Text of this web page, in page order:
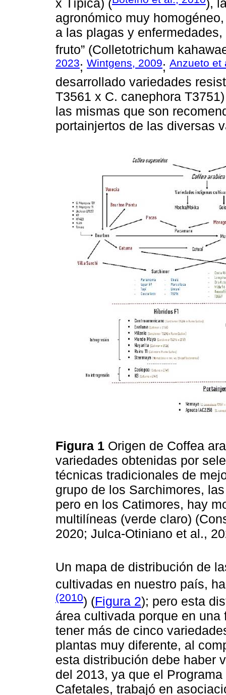
x Típica) (
),
agronómico muy
a las plagas y enfermedades,
fruto” (Colletotrichum
2023; Wintgens, 2009; Anzueto et
desarrollado variedades
T3561 x C. canephora
las mismas que son
portainjertos de las diversas
Figura 1 Origen de Coffea
variedades obtenidas por
técnicas tradicionales de
grupo de los Sarchimores,
pero en los Catimores, hay
multilíneas (verde claro)
2020; Julca-Otiniano et al.,
Un mapa de distribución de
cultivadas en nuestro país,
(2010) (Figura 2); pero esta
área cultivada porque en
tener más de cinco
plantas muy diferente, al
esta distribución debe haber
del 2013, ya que el
Cafetales, trabajó en